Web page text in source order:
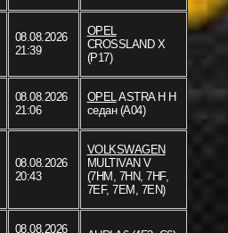
08.08.2026
21:39
OPEL
CROSSLAND X
(P17)
08.08.2026
21:06
OPELASTRA H H
седан (A04)
08.08.2026
20:43
VOLKSWAGEN
MULTIVAN V
(7HM, 7HN, 7HF,
7EF, 7EM, 7EN)
08.08.2026